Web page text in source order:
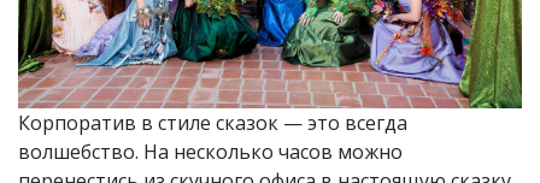
Корпоратив в стиле сказок — это всегда
волшебство. На несколько часов можно